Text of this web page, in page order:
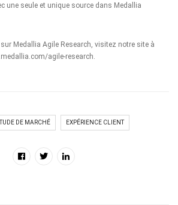
une seule et unique source dans Medallia
Medallia Agile Research, visitez notre site à
agile-research
DE MARCHÉ EXPÉRIENCE CLIENT